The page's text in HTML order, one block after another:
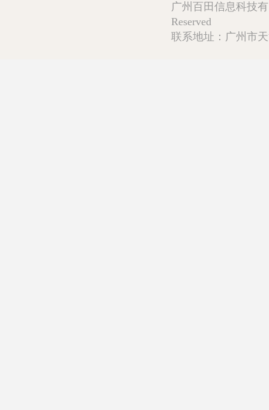
广州百田信息科技
Reserved
联系地址：广州市